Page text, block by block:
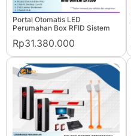
Portal Otomatis LED
Perumahan Box RFID Sistem
Rp31.380.000